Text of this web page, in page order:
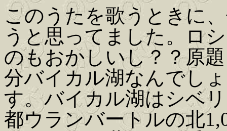
このうたを歌うときに
うと思ってました。ロ
のもおかしいし？？原
分バイカル湖なんでし
す。バイカル湖はシベ
都ウランバートルの北